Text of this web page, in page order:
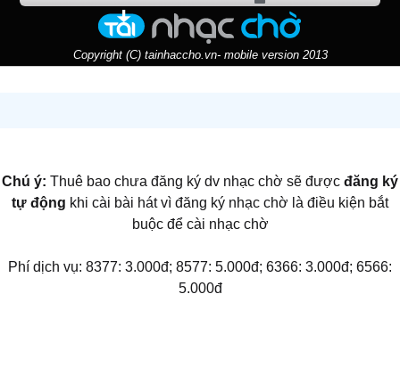
Copyright (C) tainhaccho.vn- mobile version 2013
Chú ý: Thuê bao chưa đăng ký dv nhạc chờ sẽ được đăng ký
tự động khi cài bài hát vì đăng ký nhạc chờ là điều kiện bắt
buộc để cài nhạc chờ
Phí dịch vụ: 8377: 3.000đ; 8577: 5.000đ; 6366: 3.000đ; 6566:
5.000đ